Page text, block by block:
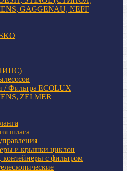
GAGGENAU, NEFF
/ Фильтра ECOLUX
ZELMER
шлага
и крышки циклон
контейнеры с фильтром